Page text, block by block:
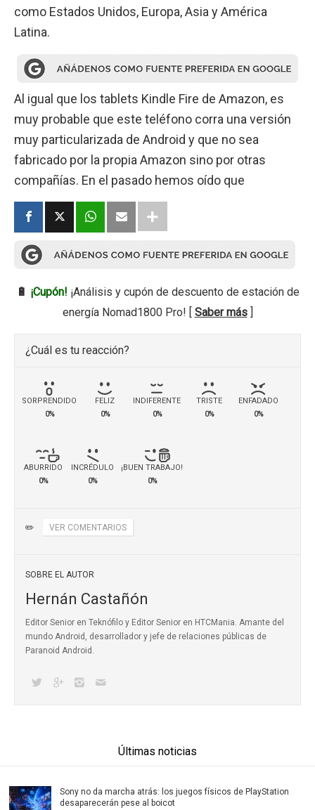
como Estados Unidos, Europa, Asia y América
Latina.
Al igual que los tablets Kindle Fire de Amazon, es
muy probable que este teléfono corra una versión
muy particularizada de Android y que no sea
fabricado por la propia Amazon sino por otras
compañías. En el pasado hemos oído que
🔋 ¡Cupón! ¡Análisis y cupón de descuento de estación de
energía Nomad1800 Pro! [ Saber más]
¿Cuál es tu reacción?
SORPRENDIDO
0%
FELIZ
0%
INDIFERENTE
0%
TRISTE
0%
ENFADADO
0%
ABURRIDO
0%
INCRÉDULO
0%
¡BUEN TRABAJO!
0%
✏️ VER COMENTARIOS
SOBRE EL AUTOR
Hernán Castañón
Editor Senior en Teknófilo y Editor Senior en HTCMania. Amante del
mundo Android, desarrollador y jefe de relaciones públicas de
Paranoid Android.
Últimas noticias
Sony no da marcha atrás: los juegos físicos de PlayStation
desaparecerán pese al boicot